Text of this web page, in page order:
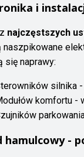
i
najczęstszych
naszpikowane
się naprawy:
silnika
komfortu -
hamulcowy -